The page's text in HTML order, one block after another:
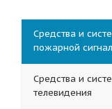
Средства и
пожарной
Средства и
телевидения